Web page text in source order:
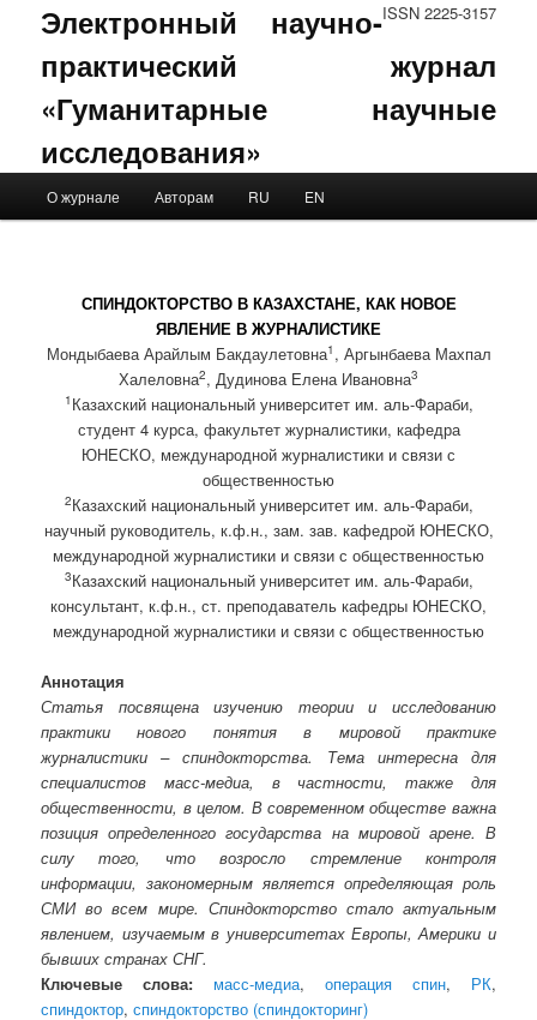
ISSN 2225-3157
Электронный научно-
практический журнал
«Гуманитарные научные
исследования»
Skip to primary content
Skip to secondary content
О журнале Авторам RU EN
СПИНДОКТОРСТВО В КАЗАХСТАНЕ, КАК НОВОЕ
ЯВЛЕНИЕ В ЖУРНАЛИСТИКЕ
Мондыбаева Арайлым Бакдаулетовна1 , Аргынбаева Махпал
Халеловна2, Дудинова Елена Ивановна3
1 Казахский национальный университет им. аль-Фараби,
студент 4 курса, факультет журналистики, кафедра
ЮНЕСКО, международной журналистики и связи с
общественностью
2Казахский национальный университет им. аль-Фараби,
научный руководитель, к.ф.н., зам. зав. кафедрой ЮНЕСКО,
международной журналистики и связи с общественностью
3Казахский национальный университет им. аль-Фараби,
консультант, к.ф.н., ст. преподаватель кафедры ЮНЕСКО,
международной журналистики и связи с общественностью
Аннотация
Статья посвящена изучению теории и исследованию
практики нового понятия в мировой практике
журналистики – спиндокторства. Тема интересна для
специалистов масс-медиа, в частности, также для
общественности, в целом. В современном обществе важна
позиция определенного государства на мировой арене. В
силу того, что возросло стремление контроля
информации, закономерным является определяющая роль
СМИ во всем мире. Спиндокторство стало актуальным
явлением, изучаемым в университетах Европы, Америки и
бывших странах СНГ.
Ключевые слова:
масс-медиа, операция спин, РК,
спиндоктор,спиндокторство (спиндокторинг)